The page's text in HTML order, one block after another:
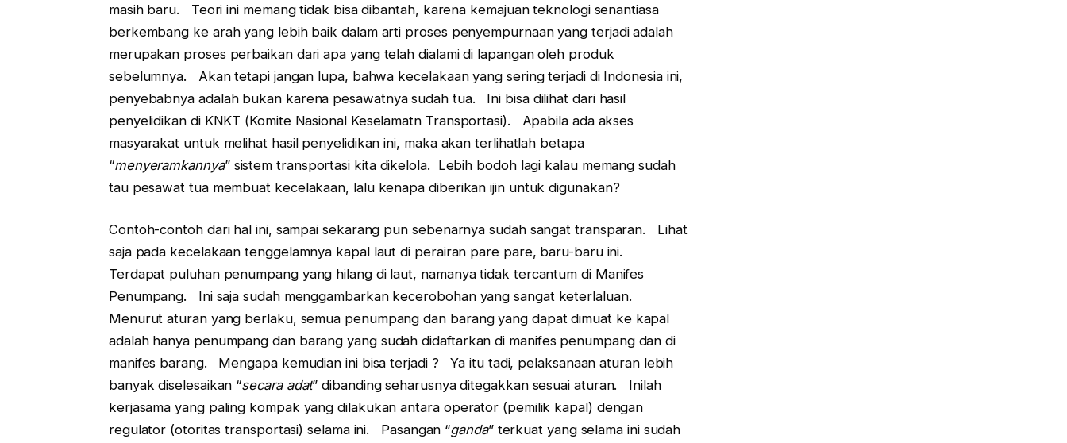
masih baru. Teori ini memang tidak bisa dibantah, karena kemajuan teknologi senantiasa
berkembang ke arah yang lebih baik dalam arti proses penyempurnaan yang terjadi adalah
merupakan proses perbaikan dari apa yang telah dialami di lapangan oleh produk
sebelumnya. Akan tetapi jangan lupa, bahwa kecelakaan yang sering terjadi di Indonesia ini,
penyebabnya adalah bukan karena pesawatnya sudah tua. Ini bisa dilihat dari hasil
penyelidikan di KNKT (Komite Nasional Keselamatn Transportasi). Apabila ada akses
masyarakat untuk melihat hasil penyelidikan ini, maka akan terlihatlah betapa
“menyeramkannya” sistem transportasi kita dikelola. Lebih bodoh lagi kalau memang sudah
tau pesawat tua membuat kecelakaan, lalu kenapa diberikan ijin untuk digunakan?
Contoh-contoh dari hal ini, sampai sekarang pun sebenarnya sudah sangat transparan. Lihat
saja pada kecelakaan tenggelamnya kapal laut di perairan pare pare, baru-baru ini.
Terdapat puluhan penumpang yang hilang di laut, namanya tidak tercantum di Manifes
Penumpang. Ini saja sudah menggambarkan kecerobohan yang sangat keterlaluan.
Menurut aturan yang berlaku, semua penumpang dan barang yang dapat dimuat ke kapal
adalah hanya penumpang dan barang yang sudah didaftarkan di manifes penumpang dan di
manifes barang. Mengapa kemudian ini bisa terjadi ? Ya itu tadi, pelaksanaan aturan lebih
banyak diselesaikan “secara adat” dibanding seharusnya ditegakkan sesuai aturan. Inilah
kerjasama yang paling kompak yang dilakukan antara operator (pemilik kapal) dengan
regulator (otoritas transportasi) selama ini. Pasangan “ganda” terkuat yang selama ini sudah